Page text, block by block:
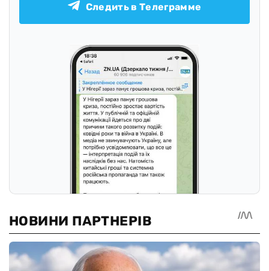
Следить в Телеграмме